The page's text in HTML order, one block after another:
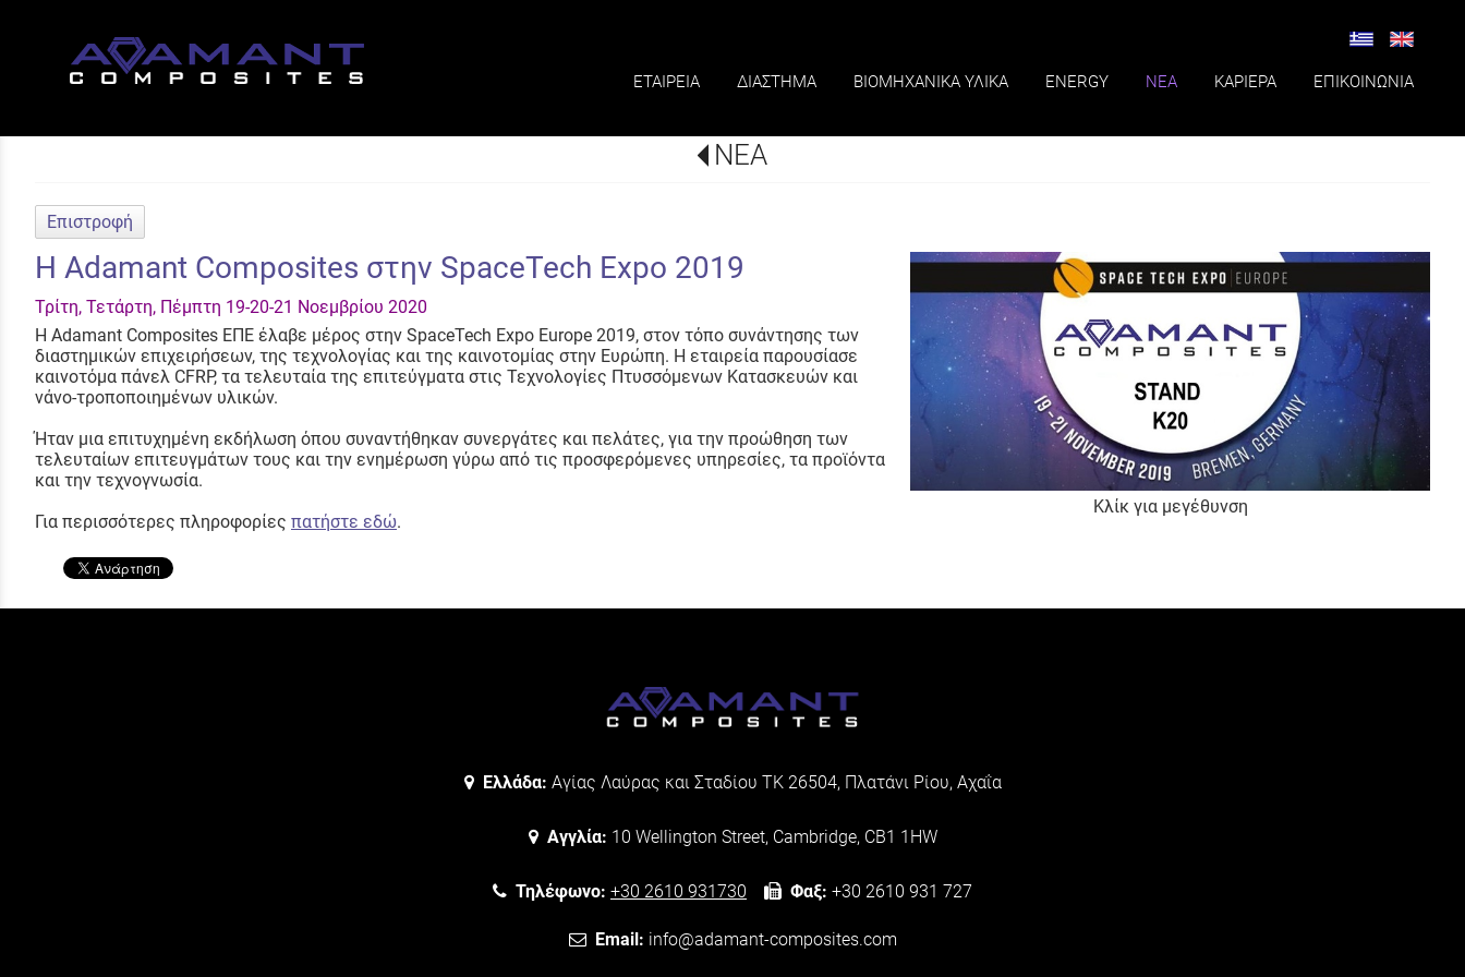
ΕΤΑΙΡΕΙΑ ΔΙΑΣΤΗΜΑ ΒΙΟΜΗΧΑΝΙΚΑ ΥΛΙΚΑ ENERGY ΝΕΑ ΚΑΡΙΕΡΑ ΕΠΙΚΟΙΝΩΝΙΑ
ΝΕΑ
Επιστροφή
Κλίκ για μεγέθυνση
Η Adamant Composites στην SpaceTech Expo 2019
Τρίτη, Τετάρτη, Πέμπτη 19-20-21 Νοεμβρίου 2020
Η Adamant Composites ΕΠΕ έλαβε μέρος στην SpaceTech Expo Europe 2019, στον τόπο συνάντησης των
διαστημικών επιχειρήσεων, της τεχνολογίας και της καινοτομίας στην Ευρώπη. Η εταιρεία παρουσίασε
καινοτόμα πάνελ CFRP, τα τελευταία της επιτεύγματα στις Τεχνολογίες Πτυσσόμενων Κατασκευών και
νάνο-τροποποιημένων υλικών.
Ήταν μια επιτυχημένη εκδήλωση όπου συναντήθηκαν συνεργάτες και πελάτες, για την προώθηση των
τελευταίων επιτευγμάτων τους και την ενημέρωση γύρω από τις προσφερόμενες υπηρεσίες, τα προϊόντα
και την τεχνογνωσία.
Για περισσότερες πληροφορίες πατήστε εδώ.
Ελλάδα: Αγίας Λαύρας και Σταδίου ΤΚ 26504, Πλατάνι Ρίου, Αχαΐα
Αγγλία: 10 Wellington Street, Cambridge, CB1 1HW
Τηλέφωνο: +30 2610 931730 Φαξ: +30 2610 931 727
Email: info@adamant-composites.com